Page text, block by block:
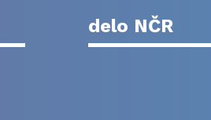
delo NČR